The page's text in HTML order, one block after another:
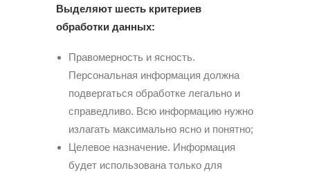
Выделяют шесть критериев
обработки данных:
Правомерность и ясность.
Персональная информация должна
подвергаться обработке легально и
справедливо. Всю информацию нужно
излагать максимально ясно и понятно;
Целевое назначение. Информация
будет использована только для